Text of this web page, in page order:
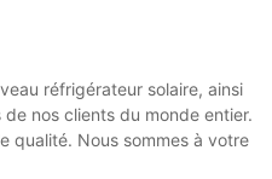
réfrigérateur solaire, ainsi
nos clients du monde entier.
qualité. Nous sommes à votre